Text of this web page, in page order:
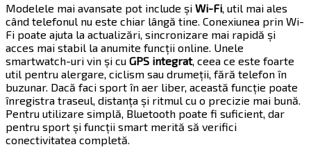
Modelele mai avansate pot include și Wi-Fi, util mai ales
când telefonul nu este chiar lângă tine. Conexiunea prin Wi-
Fi poate ajuta la actualizări, sincronizare mai rapidă și
acces mai stabil la anumite funcții online. Unele
smartwatch-uri vin și cu GPS integrat, ceea ce este foarte
util pentru alergare, ciclism sau drumeții, fără telefon în
buzunar. Dacă faci sport în aer liber, această funcție poate
înregistra traseul, distanța și ritmul cu o precizie mai bună.
Pentru utilizare simplă, Bluetooth poate fi suficient, dar
pentru sport și funcții smart merită să verifici
conectivitatea completă.